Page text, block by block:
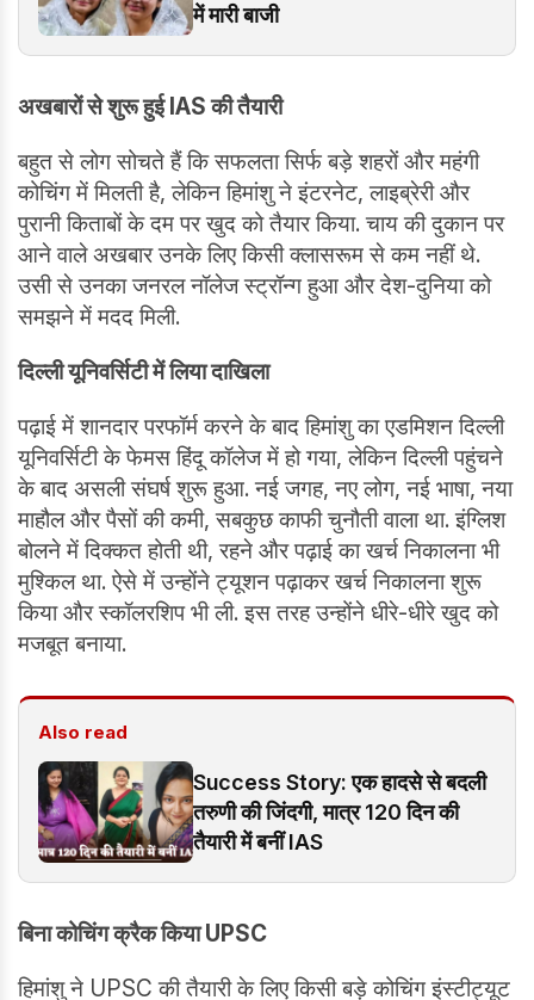
में मारी बाजी
अखबारों से शुरू हुई IAS की तैयारी
बहुत से लोग सोचते हैं कि सफलता सिर्फ बड़े शहरों और महंगी
कोचिंग में मिलती है, लेकिन हिमांशु ने इंटरनेट, लाइब्रेरी और
पुरानी किताबों के दम पर खुद को तैयार किया. चाय की दुकान पर
आने वाले अखबार उनके लिए किसी क्लासरूम से कम नहीं थे.
उसी से उनका जनरल नॉलेज स्ट्रॉन्ग हुआ और देश-दुनिया को
समझने में मदद मिली.
दिल्ली यूनिवर्सिटी में लिया दाखिला
पढ़ाई में शानदार परफॉर्म करने के बाद हिमांशु का एडमिशन दिल्ली
यूनिवर्सिटी के फेमस हिंदू कॉलेज में हो गया, लेकिन दिल्ली पहुंचने
के बाद असली संघर्ष शुरू हुआ. नई जगह, नए लोग, नई भाषा, नया
माहौल और पैसों की कमी, सबकुछ काफी चुनौती वाला था. इंग्लिश
बोलने में दिक्कत होती थी, रहने और पढ़ाई का खर्च निकालना भी
मुश्किल था. ऐसे में उन्होंने ट्यूशन पढ़ाकर खर्च निकालना शुरू
किया और स्कॉलरशिप भी ली. इस तरह उन्होंने धीरे-धीरे खुद को
मजबूत बनाया.
Also read
Success Story: एक हादसे से बदली
तरुणी की जिंदगी, मात्र 120 दिन की
तैयारी में बनीं IAS
बिना कोचिंग क्रैक किया UPSC
हिमांशु ने UPSC की तैयारी के लिए किसी बड़े कोचिंग इंस्टीट्यूट